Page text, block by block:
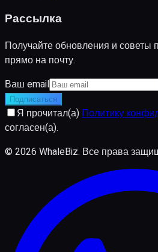
Рассылка
Получайте обновления и советы
прямо на почту.
Ваш email
Подписаться
Я прочитал(а)Политику
согласен(а).
© 2026 WhaleBiz. Все права